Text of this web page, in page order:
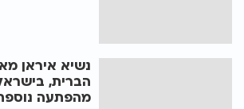
נשיא איראן
הברית,
מהפתעה